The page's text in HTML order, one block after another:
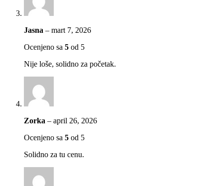
Jasna – mart 7, 2026
Ocenjeno sa 5 od 5
Nije loše, solidno za početak.
Zorka – april 26, 2026
Ocenjeno sa 5 od 5
Solidno za tu cenu.